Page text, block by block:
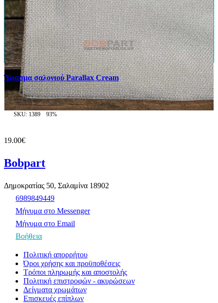
Ύφασμα σαλονιού Parallax Cream
SKU: 1389 93%
19.00€
Bobpart
Δημοκρατίας 50, Σαλαμίνα 18902
6989849449
Μήνυμα στο Messenger
Μήνυμα στο Email
Βοήθεια
Πολιτική απορρήτου
Όροι χρήσης και προϋποθέσεις
Τρόποι πληρωμής και αποστολής
Πολιτική επιστροφών - ακυρώσεων
Δείγματα χρωμάτων
Επισκευές επίπλων